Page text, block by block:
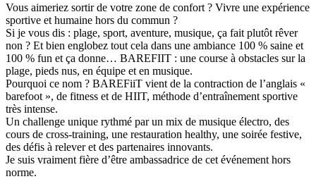
Vous aimeriez sortir de votre zone de confort ? Vivre une expérience
sportive et humaine hors du commun ?
Si je vous dis : plage, sport, aventure, musique, ça fait plutôt rêver
non ? Et bien englobez tout cela dans une ambiance 100 % saine et
100 % fun et ça donne… BAREFIIT : une course à obstacles sur la
plage, pieds nus, en équipe et en musique.
Pourquoi ce nom ? BAREFiiT vient de la contraction de l’anglais «
barefoot », de fitness et de HIIT, méthode d’entraînement sportive
très intense.
Un challenge unique rythmé par un mix de musique électro, des
cours de cross-training, une restauration healthy, une soirée festive,
des défis à relever et des partenaires innovants.
Je suis vraiment fière d’être ambassadrice de cet événement hors
norme.